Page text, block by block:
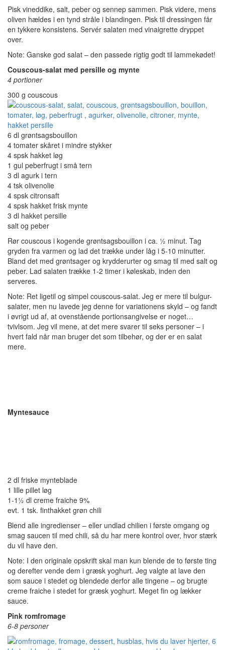
Pisk vineddike, salt, peber og sennep sammen. Pisk videre, mens
oliven hældes i en tynd stråle i blandingen. Pisk til dressingen får
en tykkere konsistens. Servér salaten med vinaigrette dryppet
over.
Note: Ganske god salat – den passede rigtig godt til lammekødet!
Couscous-salat med persille og mynte
4 portioner
300 g couscous
6 dl grøntsagsbouillon
4 tomater skåret i mindre stykker
4 spsk hakket løg
1 gul peberfrugt i små tern
3 dl agurk i tern
4 tsk olivenolie
4 spsk citronsaft
4 spsk hakket frisk mynte
3 dl hakket persille
salt og peber
Rør couscous i kogende grøntsagsbouillon i ca. ½ minut. Tag
gryden fra varmen og lad det trække under låg i 5-10 minutter.
Bland det med grøntsager og krydderurter og smag til med salt og
peber. Lad salaten trække 1-2 timer i køleskab, inden den
serveres.
Note: Ret ligetil og simpel couscous-salat. Jeg er mere til bulgur-
salater, men nu lavede jeg denne for variationens skyld – og fandt
i øvrigt ud af, at ovenstående portionsangivelse er noget…
tvivlsom. Jeg vil mene, at det mere svarer til seks personer – i
hvert fald når man bruger det som tilbehør, og der er en salat
mere.
Myntesauce
2 dl friske mynteblade
1 lille pillet løg
1-1½ dl creme fraiche 9%
evt. 1 tsk. finthakket grøn chili
Blend alle ingredienser – eller undlad chilien i første omgang og
smag saucen til med chili, så du har mere kontrol over, hvor stærk
du vil have den.
Note: I den originale opskrift skal man kun blende de to første ting
og derefter vende dem i græsk yoghurt. Jeg valgte at lave den
som sauce i stedet og blendede derfor alle tingene – og brugte
creme fraiche i stedet for græsk yoghurt. Meget fin og lækker
sauce.
Pink romfromage
6-8 personer